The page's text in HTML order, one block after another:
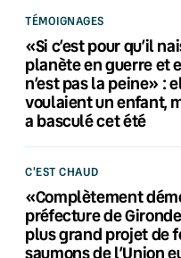
TÉMOIGNAGES
«Si c’est pour qu’il
planète en guerre et
n’est pas la peine» :
voulaient un enfant,
a basculé cet été
C'EST CHAUD
«Complètement
préfecture de
plus grand projet de
saumons de l’Union